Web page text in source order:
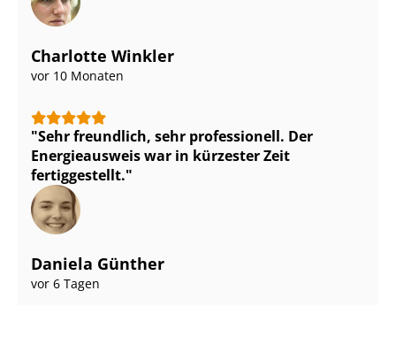
Charlotte Winkler
vor 10 Monaten
Sehr freundlich, sehr professionell. Der
Energieausweis war in kürzester Zeit
fertiggestellt.
Daniela Günther
vor 6 Tagen